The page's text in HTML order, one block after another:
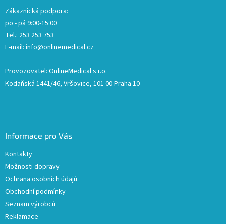
Zákaznická podpora:
po - pá 9:00-15:00
Tel.: 253 253 753
E-mail: info@onlinemedical.cz
Provozovatel: OnlineMedical s.r.o.
Kodaňská 1441/46, Vršovice, 101 00 Praha 10
Informace pro Vás
Kontakty
Možnosti dopravy
Ochrana osobních údajů
Obchodní podmínky
Seznam výrobců
Reklamace